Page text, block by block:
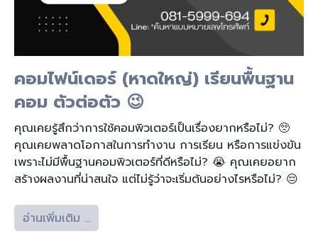
คอมไฟน์เดอร์ (หาดใหญ่) เรียนพื้นฐาน
คอม ตัวต่อตัว 😉
คุณเคยรู้สึกว่าการใช้คอมพิวเตอร์เป็นเรื่องยากหรือไม่? 🥺
คุณเคยพลาดโอกาสในการทำงาน การเรียน หรือการแข่งขัน
เพราะไม่มีพื้นฐานคอมพิวเตอร์ที่ดีหรือไม่? 😭 คุณเคยอยาก
สร้างผลงานที่น่าสนใจ แต่ไม่รู้ว่าจะเริ่มต้นอย่างไรหรือไม่? 😔
อ่านเพิ่มเติม …